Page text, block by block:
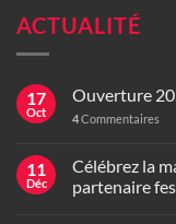
ACTUALITÉ
17
Oct
Ouverture
4Commentaires
11
Déc
Célébrez la
partenaire